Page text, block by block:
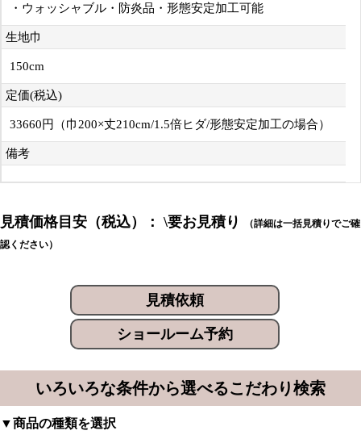
・ウォッシャブル・防炎品・形態安定加工可能
生地巾
150cm
定価(税込)
33660円（巾200×丈210cm/1.5倍ヒダ/形態安定加工の場合）
備考
見積価格目安（税込）： \要お見積り
（詳細は一括見積りでご確
認ください）
見積依頼
ショールーム予約
いろいろな条件から選べるこだわり検索
▼商品の種類を選択